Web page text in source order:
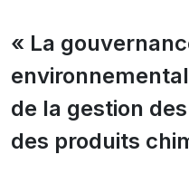
« La
de la gestion
des produits